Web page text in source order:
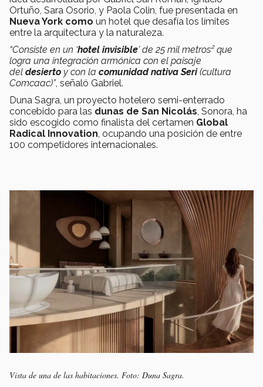
Ortuño, Sara Osorio, y Paola Colin, fue presentada en
Nueva York como un hotel que desafía los límites
entre la arquitectura y la naturaleza.
“Consiste en un ‘hotel invisible’ de 25 mil metros² que
logra una integración armónica con el paisaje
del desierto y con la comunidad nativa Seri(cultura
Comcaac)”, señaló Gabriel.
Duna Sagra, un proyecto hotelero semi-enterrado
concebido para las dunas de San Nicolás , Sonora, ha
sido escogido como finalista del certamen Global
Radical Innovation , ocupando una posición de entre
100 competidores internacionales.
Vista de una de las habitaciones. Foto: Duna Sagra.